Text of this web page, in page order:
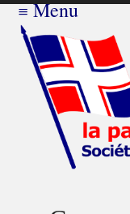
≡Menu